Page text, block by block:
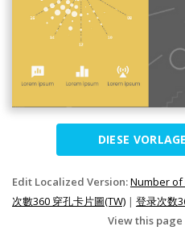
DIESE
Edit Localized Version:Number of
次數360 穿孔卡片圖(TW) | 登录次数
View this page